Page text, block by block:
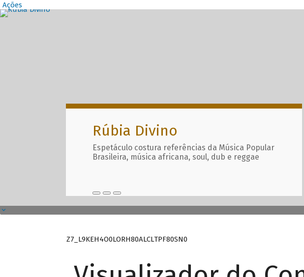
Ações
Destaques Principais
Rúbia Divino
Espetáculo costura referências da Música Popular
Brasileira, música africana, soul, dub e reggae
Z7_L9KEH4O0LORH80ALCLTPF80SN0